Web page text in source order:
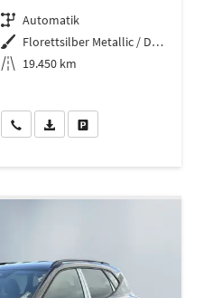
Getriebe Automatik
Außenfarbe
Florettsilber Metallic / Dach: s
Kilometerstand 19.450 km
Wir rufen Sie anPDF-Datei, Fahrzeugexposé